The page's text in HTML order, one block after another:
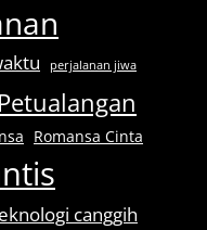
perjalanan jiwa
Petualangan
Romansa Cinta
canggih